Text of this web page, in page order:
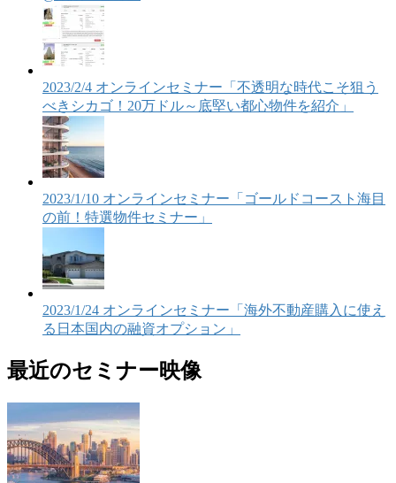
2023/2/4 オンラインセミナー「不透明な時代こそ狙う
べきシカゴ！20万ドル～底堅い都心物件を紹介」
2023/1/10 オンラインセミナー「ゴールドコースト海目
の前！特選物件セミナー」
2023/1/24 オンラインセミナー「海外不動産購入に使え
る日本国内の融資オプション」
最近のセミナー映像